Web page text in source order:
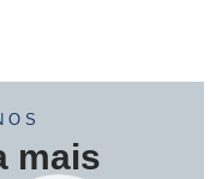
mais